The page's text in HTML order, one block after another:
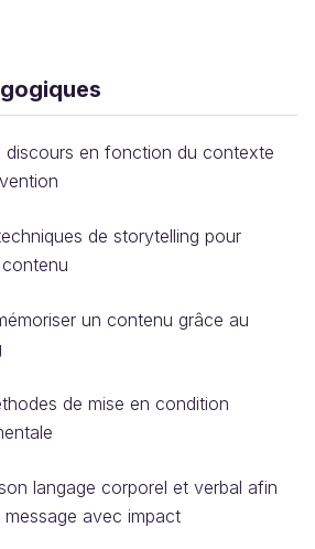
discours en fonction du contexte
de storytelling pour
un contenu grâce au
de mise en condition
langage corporel et verbal afin
message avec impact